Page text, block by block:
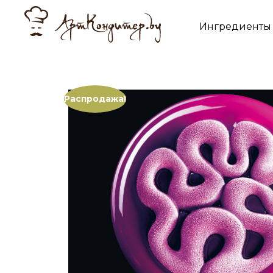
Ингредиенты
Распродажа!